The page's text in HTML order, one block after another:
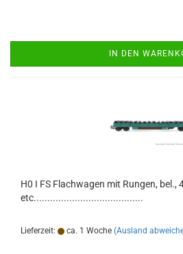
IN DEN
H0 I FS Flachwagen mit Rungen, bel.,
etc........................................
Lieferzeit: ca. 1 Woche (Ausland